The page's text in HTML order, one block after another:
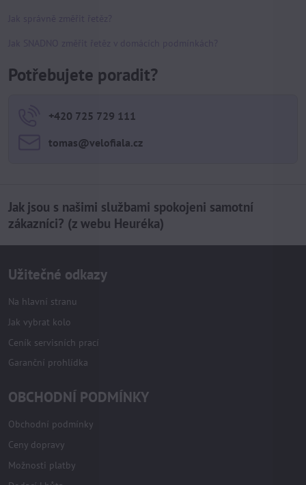
Potřebujete poradit?
+420 725 729 111
tomas​@velofiala​.cz
Jak jsou s našimi službami spokojeni samotní
zákazníci? (z webu Heuréka)
Užitečné odkazy
Na hlavní stranu
Jak vybrat kolo
Ceník servisních prací
Garanční prohlídka
OBCHODNÍ PODMÍNKY
Obchodní podmínky
Ceny dopravy
Možnosti platby